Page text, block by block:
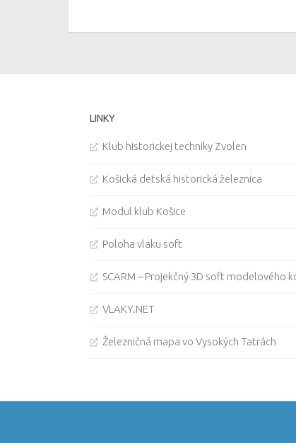
LINKY
Klub historickej techniky Zvolen
Košická detská historická železnica
Modul klub Košice
Poloha vlaku soft
SCARM – Projekčný 3D soft modelového
VLAKY.NET
Železničná mapa vo Vysokých Tatrách